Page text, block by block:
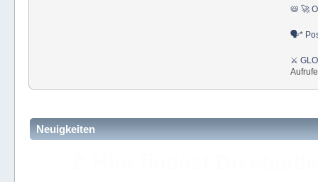
📛 🚀
🗣*
⚔
Aufrufe
Neuigkeiten